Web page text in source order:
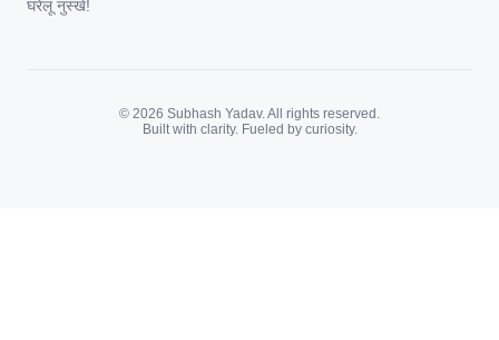
घरेलू नुस्खे!
© 2026 Subhash Yadav. All rights reserved.
Built with clarity. Fueled by curiosity.